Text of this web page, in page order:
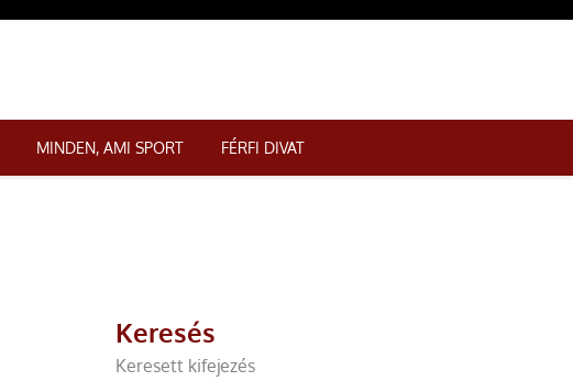
MINDEN, AMI SPORT FÉRFI DIVAT
Keresés
Keresett kifejezés